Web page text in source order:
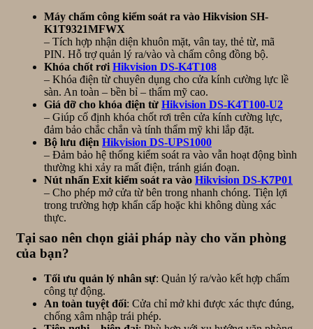
Máy chấm công kiểm soát ra vào Hikvision SH-
K1T9321MFWX
– Tích hợp nhận diện khuôn mặt, vân tay, thẻ từ, mã
PIN. Hỗ trợ quản lý ra/vào và chấm công đồng bộ.
Khóa chốt rơi Hikvision DS-K4T108
– Khóa điện từ chuyên dụng cho cửa kính cường lực lề
sàn. An toàn – bền bỉ – thẩm mỹ cao.
Giá đỡ cho khóa điện từ Hikvision DS-K4T100-U2
– Giúp cố định khóa chốt rơi trên cửa kính cường lực,
đảm bảo chắc chắn và tính thẩm mỹ khi lắp đặt.
Bộ lưu điện Hikvision DS-UPS1000
– Đảm bảo hệ thống kiểm soát ra vào vẫn hoạt động bình
thường khi xảy ra mất điện, tránh gián đoạn.
Nút nhấn Exit kiểm soát ra vào Hikvision DS-K7P01
– Cho phép mở cửa từ bên trong nhanh chóng. Tiện lợi
trong trường hợp khẩn cấp hoặc khi không dùng xác
thực.
Tại sao nên chọn giải pháp này cho văn phòng
của bạn?
Tối ưu quản lý nhân sự: Quản lý ra/vào kết hợp chấm
công tự động.
An toàn tuyệt đối: Cửa chỉ mở khi được xác thực đúng,
chống xâm nhập trái phép.